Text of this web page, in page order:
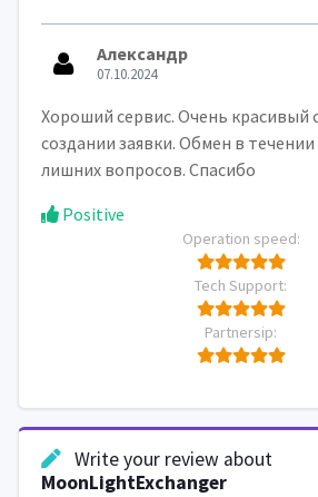
Александр
07.10.2024
Хороший сервис. Очень красивый
создании заявки. Обмен в
лишних вопросов. Спасибо
Positive
Operation speed:
Tech Support:
Partnersip:
Write your review about
MoonLightExchanger